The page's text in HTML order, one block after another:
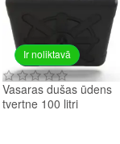
Ir noliktavā
Vasaras dušas ūdens
tvertne 100 litri